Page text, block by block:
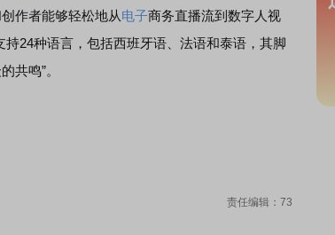
作者能够轻松地从电子商务直播流到数字人视
24种语言，包括西班牙语、法语和泰语，其脚
共鸣”。
责任编辑：73